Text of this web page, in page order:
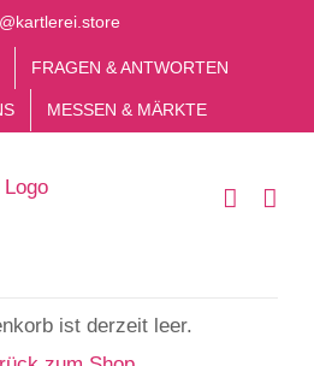
FRAGEN & ANTWORTEN
MESSEN & MÄRKTE
ist derzeit leer.